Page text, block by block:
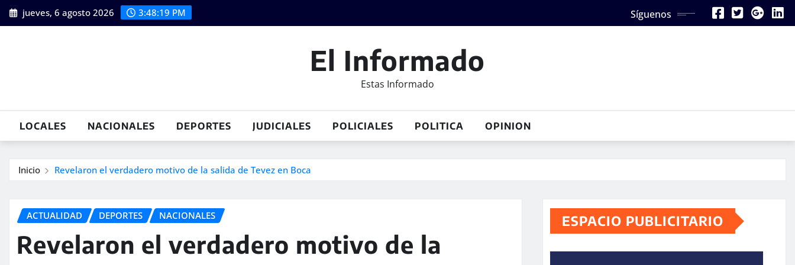
Saltar
al
jueves, 6 agosto 2026 3:48:20 PM Síguenos
El Informado
Estas Informado
LOCALES NACIONALES DEPORTES JUDICIALES POLICIALES POLITICA OPINION
Inicio Revelaron el verdadero motivo de la salida de Tevez en Boca
ACTUALIDAD DEPORTES NACIONALES
Revelaron el verdadero motivo de la
ESPACIO PUBLICITARIO